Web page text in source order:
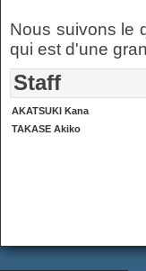
Nous suivons le
qui est d'une
Staff
AKATSUKI Kana
TAKASE Akiko